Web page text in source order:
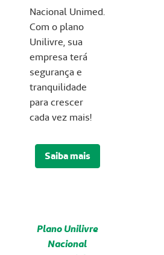
Nacional Unimed.
Com o plano
Unilivre, sua
empresa terá
segurança e
tranquilidade
para crescer
cada vez mais!
Saiba mais
Plano Unilivre
Nacional